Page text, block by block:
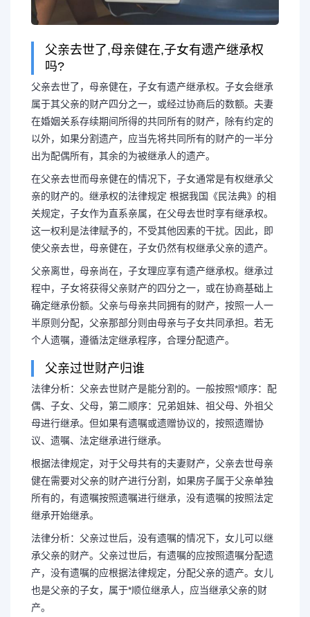
父亲去世了,母亲健在,子女有遗产继承权
吗?
父亲去世了，母亲健在，子女有遗产继承权。子女会继承
属于其父亲的财产四分之一，或经过协商后的数额。夫妻
在婚姻关系存续期间所得的共同所有的财产，除有约定的
以外，如果分割遗产，应当先将共同所有的财产的一半分
出为配偶所有，其余的为被继承人的遗产。
在父亲去世而母亲健在的情况下，子女通常是有权继承父
亲的财产的。继承权的法律规定 根据我国《民法典》的相
关规定，子女作为直系亲属，在父母去世时享有继承权。
这一权利是法律赋予的，不受其他因素的干扰。因此，即
使父亲去世，母亲健在，子女仍然有权继承父亲的遗产。
父亲离世，母亲尚在，子女理应享有遗产继承权。继承过
程中，子女将获得父亲财产的四分之一，或在协商基础上
确定继承份额。父亲与母亲共同拥有的财产，按照一人一
半原则分配，父亲那部分则由母亲与子女共同承担。若无
个人遗嘱，遵循法定继承程序，合理分配遗产。
父亲过世财产归谁
法律分析：父亲去世财产是能分割的。一般按照*顺序：配
偶、子女、父母，第二顺序：兄弟姐妹、祖父母、外祖父
母进行继承。但如果有遗嘱或遗赠协议的，按照遗赠协
议、遗嘱、法定继承进行继承。
根据法律规定，对于父母共有的夫妻财产，父亲去世母亲
健在需要对父亲的财产进行分割，如果房子属于父亲单独
所有的，有遗嘱按照遗嘱进行继承，没有遗嘱的按照法定
继承开始继承。
法律分析：父亲过世后，没有遗嘱的情况下，女儿可以继
承父亲的财产。父亲过世后，有遗嘱的应按照遗嘱分配遗
产，没有遗嘱的应根据法律规定，分配父亲的遗产。女儿
也是父亲的子女，属于*顺位继承人，应当继承父亲的财
产。